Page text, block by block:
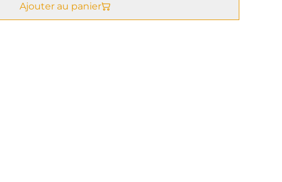
Ajouter au panier